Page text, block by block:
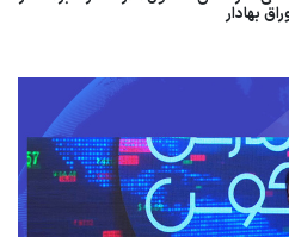
بهادار